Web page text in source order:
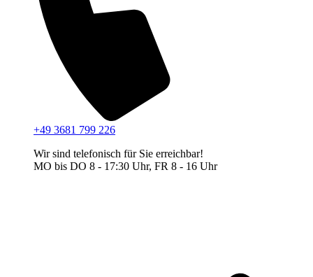
+49 3681 799 226
Wir sind telefonisch für Sie erreichbar!
MO bis DO 8 - 17:30 Uhr, FR 8 - 16 Uhr